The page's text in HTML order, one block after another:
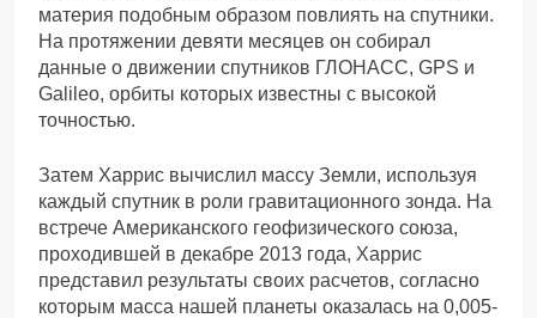
материя подобным образом повлиять на спутники.
На протяжении девяти месяцев он собирал
данные о движении спутников ГЛОНАСС, GPS и
Galileo, орбиты которых известны с высокой
точностью.
Затем Харрис вычислил массу Земли, используя
каждый спутник в роли гравитационного зонда. На
встрече Американского геофизического союза,
проходившей в декабре 2013 года, Харрис
представил результаты своих расчетов, согласно
которым масса нашей планеты оказалась на 0,005-